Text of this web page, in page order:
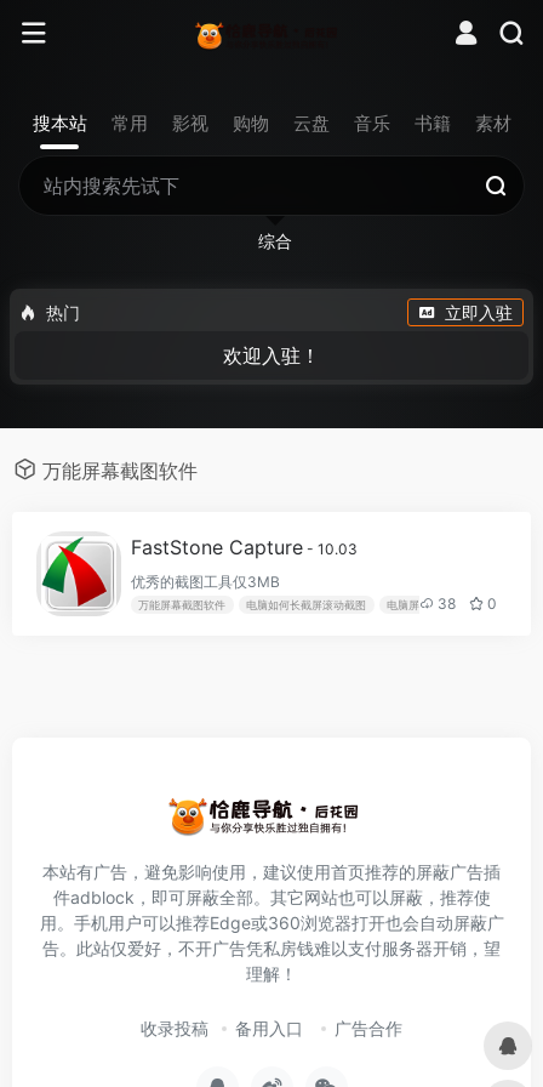
搜本站 常用 影视 购物 云盘 音乐 书籍 素材
综合
热门 立即入驻
欢迎入驻！
万能屏幕截图软件
FastStone Capture - 10.03
优秀的截图工具仅3MB
万能屏幕截图软件 电脑如何长截屏滚动截图 电脑屏幕截图小工具
38 0
本站有广告，避免影响使用，建议使用首页推荐的屏蔽广告插
件adblock ，即可屏蔽全部。其它网站也可以屏蔽，推荐使
用。手机用户可以推荐Edge或360浏览器打开也会自动屏蔽广
告。此站仅爱好，不开广告凭私房钱难以支付服务器开销，望
理解！
收录投稿 备用入口 广告合作